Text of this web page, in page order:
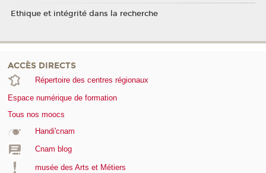
Ethique et intégrité dans la recherche
ACCÈS DIRECTS
Répertoire des centres régionaux
Espace numérique de formation
Tous nos moocs
Handi'cnam
Cnam blog
musée des Arts et Métiers